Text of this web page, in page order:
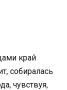
край
собиралась
чувствуя,